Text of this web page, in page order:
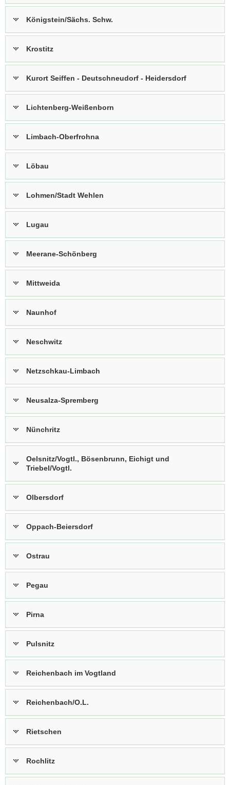
Königstein/Sächs. Schw.
Krostitz
Kurort Seiffen - Deutschneudorf - Heidersdorf
Lichtenberg-Weißenborn
Limbach-Oberfrohna
Löbau
Lohmen/Stadt Wehlen
Lugau
Meerane-Schönberg
Mittweida
Naunhof
Neschwitz
Netzschkau-Limbach
Neusalza-Spremberg
Nünchritz
Oelsnitz/Vogtl., Bösenbrunn, Eichigt und
Triebel/Vogtl.
Olbersdorf
Oppach-Beiersdorf
Ostrau
Pegau
Pirna
Pulsnitz
Reichenbach im Vogtland
Reichenbach/O.L.
Rietschen
Rochlitz